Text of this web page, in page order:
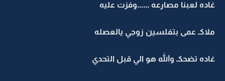
غاده لعبنا مصارعه ......وفزت عليه
ملاكـ عمى بتفلسين زوجي يالعصله
غاده تضحكـ والله هو الي قبل التحدي